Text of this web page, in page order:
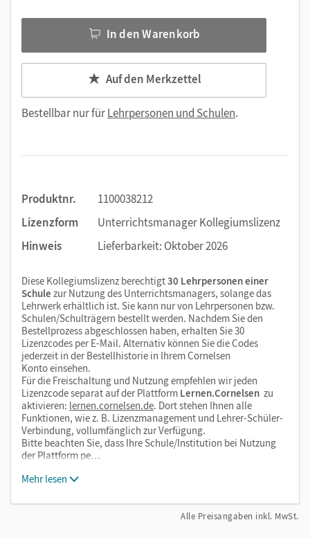
In den Warenkorb
Auf den Merkzettel
Bestellbar nur fürLehrpersonen und Schulen.
Produktnr.
1100038212
Lizenzform
Unterrichtsmanager Kollegiumslizenz
Hinweis
Lieferbarkeit: Oktober 2026
Diese Kollegiumslizenz berechtigt30 Lehrpersonen einer
Schule zur Nutzung des Unterrichtsmanagers, solange das
Lehrwerk erhältlich ist. Sie kann nur von Lehrpersonen bzw.
Schulen/Schulträgern bestellt werden. Nachdem Sie den
Bestellprozess abgeschlossen haben, erhalten Sie 30
Lizenzcodes per E-Mail. Alternativ können Sie die Codes
jederzeit in der Bestellhistorie in Ihrem Cornelsen
Konto einsehen.
Für die Freischaltung und Nutzung empfehlen wir jeden
Lizenzcode separat auf der Plattform Lernen.Cornelsen zu
aktivieren: lernen.cornelsen.de. Dort stehen Ihnen alle
Funktionen, wie z. B. Lizenzmanagement und Lehrer-Schüler-
Verbindung, vollumfänglich zur Verfügung.
Bitte beachten Sie, dass Ihre Schule/Institution bei Nutzung
der Plattform pe…
Mehr lesen
Alle Preisangaben inkl. MwSt.